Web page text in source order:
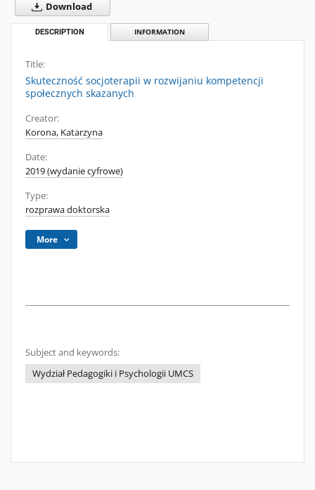
Download
DESCRIPTION INFORMATION
Title:
Skuteczność socjoterapii w rozwijaniu kompetencji
społecznych skazanych
Creator:
Korona, Katarzyna
Date:
2019 (wydanie cyfrowe)
Type:
rozprawa doktorska
More
Subject and keywords:
Wydział Pedagogiki i Psychologii UMCS